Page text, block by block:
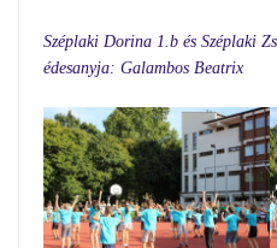
Széplaki Dorina 1.b és Széplaki
édesanyja: Galambos Beatrix